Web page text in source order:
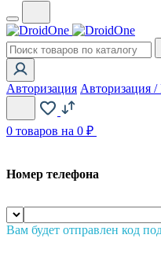
Авторизация Авторизация
0 товаров на 0 ₽
Номер телефона
Вам будет отправлен код